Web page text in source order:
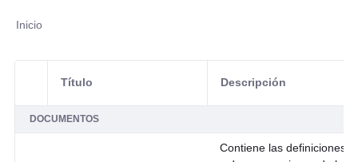
Inicio
Selección del elemento
Título Descripción
DOCUMENTOS
Contiene las definiciones